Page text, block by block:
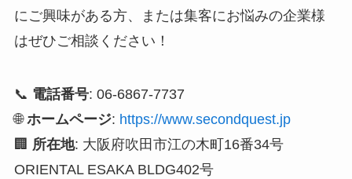
にご興味がある方、または集客にお悩みの企業様
はぜひご相談ください！
📞 電話番号: 06-6867-7737
🌐ホームページ: https://www.secondquest.jp
🏢 所在地: 大阪府吹田市江の木町16番34号
ORIENTAL ESAKA BLDG402号